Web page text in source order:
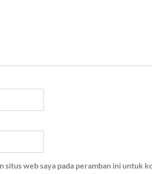
situs web saya pada peramban ini untuk